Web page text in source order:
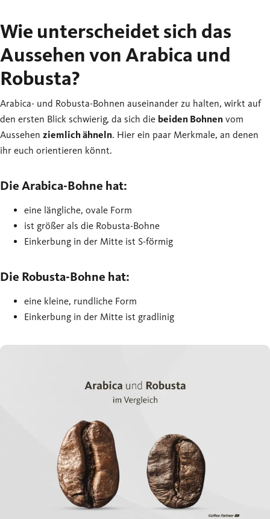
Wie unterscheidet sich das
Aussehen von Arabica und
Robusta?
Arabica- und Robusta-Bohnen auseinander zu halten, wirkt auf
den ersten Blick schwierig, da sich die beiden Bohnen vom
Aussehen ziemlich ähneln. Hier ein paar Merkmale, an denen
ihr euch orientieren könnt.
Die Arabica-Bohne hat:
eine längliche, ovale Form
ist größer als die Robusta-Bohne
Einkerbung in der Mitte ist S-förmig
Die Robusta-Bohne hat:
eine kleine, rundliche Form
Einkerbung in der Mitte ist gradlinig